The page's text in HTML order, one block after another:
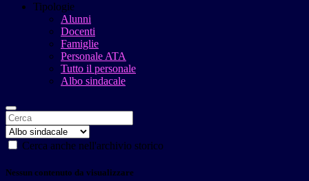
Tipologie
Alunni
Docenti
Famiglie
Personale ATA
Tutto il personale
Albo sindacale
Cerca anche nell'archivio storico
Nessun contenuto da visualizzare